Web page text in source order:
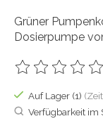
Grüner
Dosierpumpe
Die Bewertung
Auf Lager (1)
Verfügbarkeit im